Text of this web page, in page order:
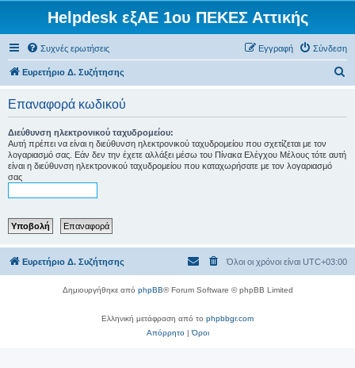
Helpdesk εξΑΕ 1ου ΠΕΚΕΣ Αττικής
Συχνές ερωτήσεις Σύνδεση
Εγγραφή
Ευρετήριο Δ. Συζήτησης
Επαναφορά κωδικού
Διεύθυνση ηλεκτρονικού ταχυδρομείου:
Αυτή πρέπει να είναι η διεύθυνση ηλεκτρονικού ταχυδρομείου που σχετίζεται με τον
λογαριασμό σας. Εάν δεν την έχετε αλλάξει μέσω του Πίνακα Ελέγχου Μέλους τότε αυτή
είναι η διεύθυνση ηλεκτρονικού ταχυδρομείου που καταχωρήσατε με τον λογαριασμό
σας
Ευρετήριο Δ. Συζήτησης Όλοι οι χρόνοι είναι UTC+03:00
Δημιουργήθηκε από phpBB® Forum Software © phpBB Limited
Ελληνική μετάφραση από το phpbbgr.com
Απόρρητο|Όροι